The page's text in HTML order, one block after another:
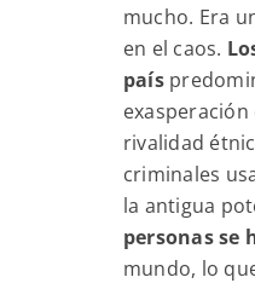
mucho. Era
en el caos.
país
rivalidad
criminales
la antigua
personas se
mundo, lo